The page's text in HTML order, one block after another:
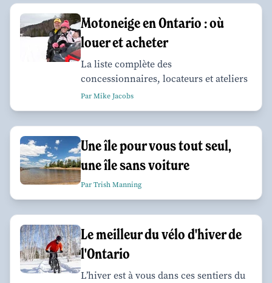
Motoneige en Ontario : où
louer et acheter
La liste complète des
concessionnaires, locateurs et ateliers
Par Mike Jacobs
Une île pour vous tout seul,
une île sans voiture
Par Trish Manning
Le meilleur du vélo d'hiver de
l'Ontario
L’hiver est à vous dans ces sentiers du